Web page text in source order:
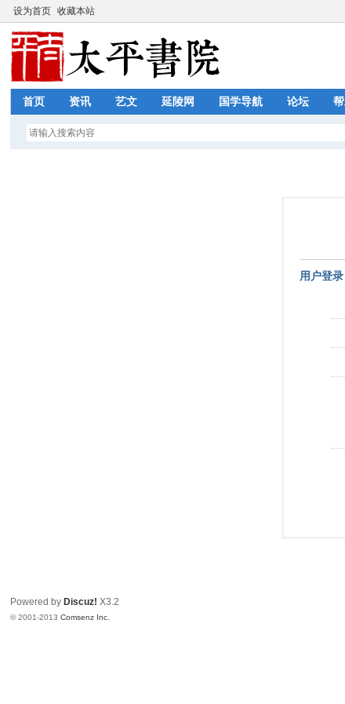
设为首页 收藏本站
首页 资讯 艺文 延陵网 国学导航 论坛
用户登录
Powered by Discuz! X3.2
© 2001-2013Comsenz Inc.